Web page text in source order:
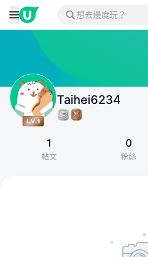
Taihei6234
1
帖文
0
粉絲